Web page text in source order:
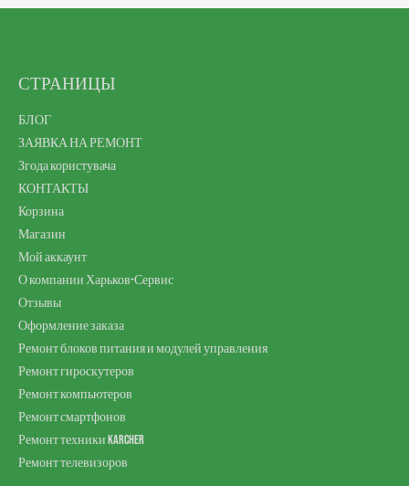
СТРАНИЦЫ
БЛОГ
ЗАЯВКА НА РЕМОНТ
Згода користувача
КОНТАКТЫ
Корзина
Магазин
Мой аккаунт
О компании Харьков-Сервис
Отзывы
Оформление заказа
Ремонт блоков питания и модулей управления
Ремонт гироскутеров
Ремонт компьютеров
Ремонт смартфонов
Ремонт техники Karcher
Ремонт телевизоров